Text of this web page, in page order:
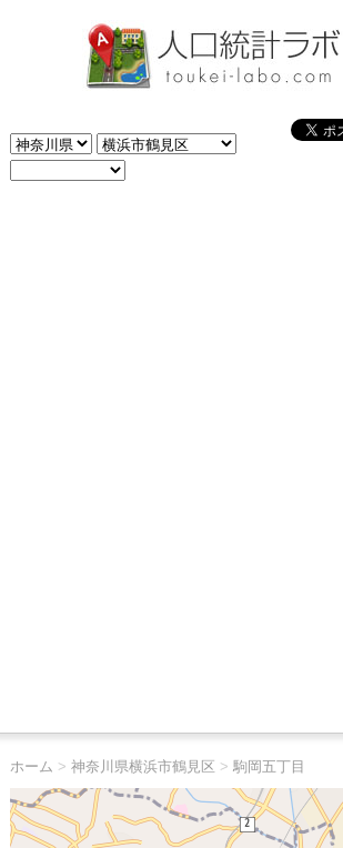
ホーム > 神奈川県横浜市鶴見区 > 駒岡五丁目